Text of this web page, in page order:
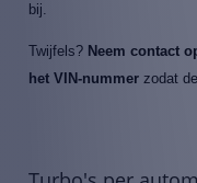
bij.
Twijfels? Neem contact
het VIN-nummer zodat